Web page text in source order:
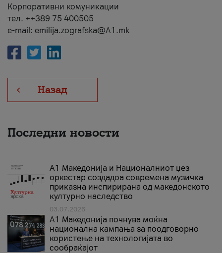
Корпоративни комуникации
тел. ++389 75 400505
e-mail: emilija.zografska@A1.mk
Назад
Последни новости
А1 Македонија и Националниот џез
оркестар создадоа современа музичка
приказна инспирирана од македонското
културно наследство
03.07.2026
A1 Македонија почнува моќна
национална кампања за поодговорно
користење на технологијата во
сообраќајот